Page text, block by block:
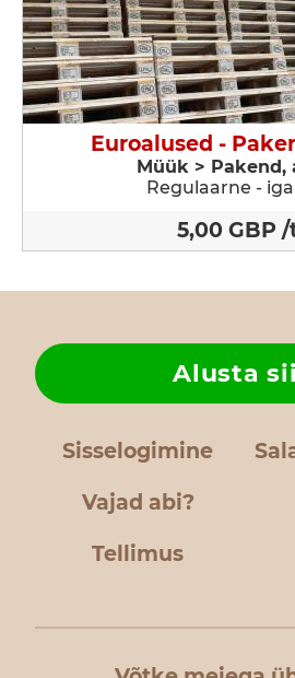
Euroalused -
Müük > Pakend,
Regulaarne -
5,00 GBP
Sisselogimine
Vajad abi?
Alusta
Tellimus